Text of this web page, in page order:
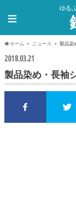
ゆる
≡
ホーム ニュース 製品染
2018.03.21
製品染め・長袖